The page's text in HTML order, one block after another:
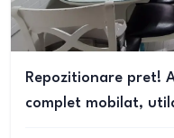
Repozitionare pret!
complet mobilat,